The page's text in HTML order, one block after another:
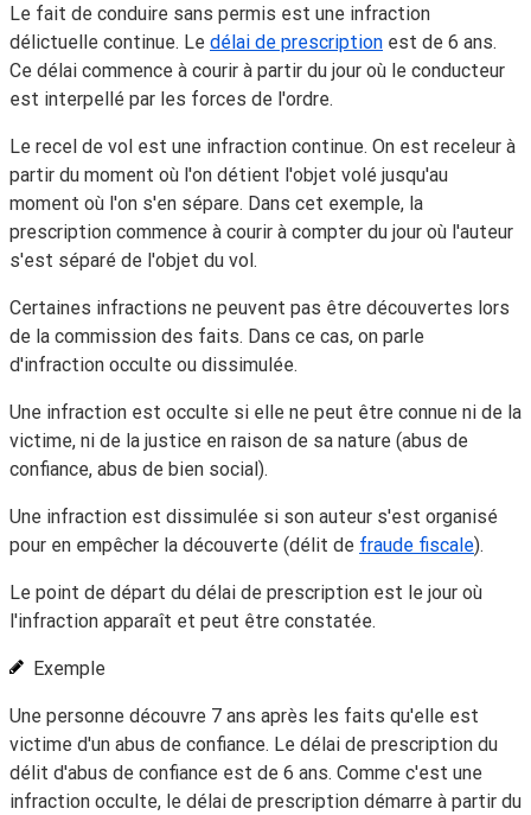
Le fait de conduire sans permis est une infraction
délictuelle continue. Le délai de prescription est de 6 ans.
Ce délai commence à courir à partir du jour où le conducteur
est interpellé par les forces de l'ordre.
Le recel de vol est une infraction continue. On est receleur à
partir du moment où l'on détient l'objet volé jusqu'au
moment où l'on s'en sépare. Dans cet exemple, la
prescription commence à courir à compter du jour où l'auteur
s'est séparé de l'objet du vol.
Certaines infractions ne peuvent pas être découvertes lors
de la commission des faits. Dans ce cas, on parle
d'infraction occulte ou dissimulée.
Une infraction est occulte si elle ne peut être connue ni de la
victime, ni de la justice en raison de sa nature (abus de
confiance, abus de bien social).
Une infraction est dissimulée si son auteur s'est organisé
pour en empêcher la découverte (délit de fraude fiscale).
Le point de départ du délai de prescription est le jour où
l'infraction apparaît et peut être constatée.
Exemple
Une personne découvre 7 ans après les faits qu'elle est
victime d'un abus de confiance. Le délai de prescription du
délit d'abus de confiance est de 6 ans. Comme c'est une
infraction occulte, le délai de prescription démarre à partir du